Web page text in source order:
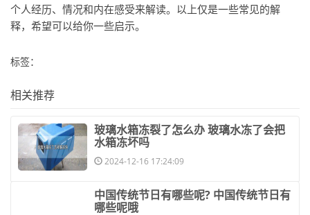
个人经历、情况和内在感受来解读。以上仅是一些常见的解
释，希望可以给你一些启示。
标签：
相关推荐
​玻璃水箱冻裂了怎么办 玻璃水冻了会把
水箱冻坏吗
2024-12-16 17:24:09
​中国传统节日有哪些呢? 中国传统节日有
哪些呢哦